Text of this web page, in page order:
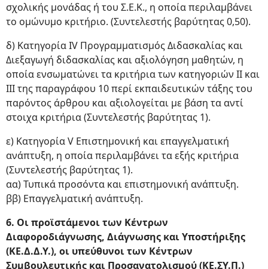
σχολικής μονάδας ή του Σ.Ε.Κ., η οποία περιλαμβάνει
το ομώνυμο κριτήριο. (Συντελεστής βαρύτητας 0,50).
δ) Κατηγορία IV Προγραμματισμός Διδασκαλίας και
Διεξαγωγή διδασκαλίας και αξιολόγηση μαθητών, η
οποία ενσωματώνει τα κριτήρια των κατηγοριών ΙΙ και
ΙΙΙ της παραγράφου 10 περί εκπαιδευτικών τάξης του
παρόντος άρθρου και αξιολογείται με βάση τα αντί
στοιχα κριτήρια (Συντελεστής βαρύτητας 1).
ε) Κατηγορία V Επιστημονική και επαγγελματική
ανάπτυξη, η οποία περιλαμβάνει τα εξής κριτήρια
(Συντελεστής βαρύτητας 1).
αα) Τυπικά προσόντα και επιστημονική ανάπτυξη.
ββ) Επαγγελματική ανάπτυξη.
6. Οι προϊστάμενοι των Κέντρων
Διαφοροδιάγνωσης, Διάγνωσης και Υποστήριξης
(ΚΕ.Δ.Δ.Υ.), οι υπεύθυνοι των Κέντρων
Συμβουλευτικής και Προσανατολισμού (ΚΕ.ΣΥ.Π.)